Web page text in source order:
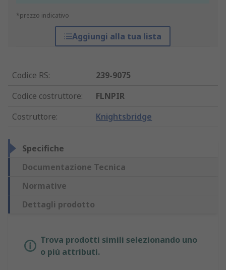
*prezzo indicativo
Aggiungi alla tua lista
Codice RS:
239-9075
Codice costruttore:
FLNPIR
Costruttore: Knightsbridge
Specifiche
Documentazione Tecnica
Normative
Dettagli prodotto
Trova prodotti simili selezionando uno
o più attributi.